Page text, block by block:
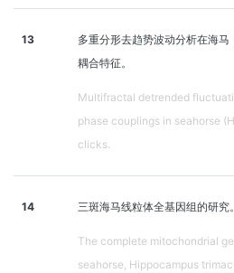
13
多重分形去趋势波动分析在海
耦合特征。
Multifractal detrended
phase couplings in seahorse
clicks.
14 三斑海马线粒体全基因组的研究。
The complete mitochondrial
seahorse, Hippocampus